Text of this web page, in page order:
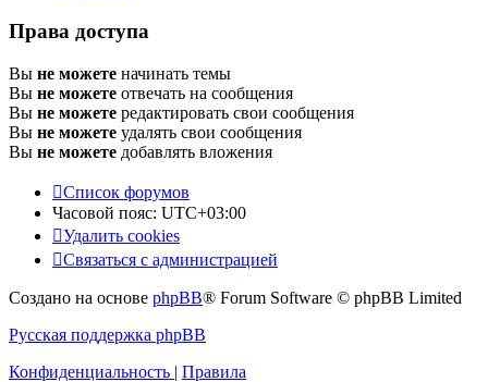
Права доступа
Вы не можете начинать темы
Вы не можете отвечать на сообщения
Вы не можете редактировать свои сообщения
Вы не можете удалять свои сообщения
Вы не можете добавлять вложения
Список форумов
Часовой пояс: UTC+03:00
Удалить cookies
Связаться с администрацией
Создано на основе phpBB® Forum Software © phpBB Limited
Русская поддержка phpBB
Конфиденциальность | Правила